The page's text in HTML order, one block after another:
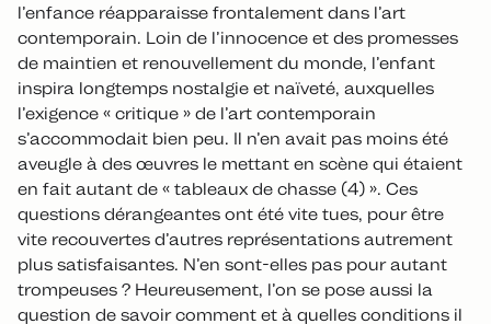
l’enfance réapparaisse frontalement dans l’art
contemporain. Loin de l’innocence et des promesses
de maintien et renouvellement du monde, l’enfant
inspira longtemps nostalgie et naïveté, auxquelles
l’exigence « critique » de l’art contemporain
s’accommodait bien peu. Il n’en avait pas moins été
aveugle à des œuvres le mettant en scène qui étaient
en fait autant de « tableaux de chasse (4) ». Ces
questions dérangeantes ont été vite tues, pour être
vite recouvertes d’autres représentations autrement
plus satisfaisantes. N’en sont-elles pas pour autant
trompeuses ? Heureusement, l’on se pose aussi la
question de savoir comment et à quelles conditions il